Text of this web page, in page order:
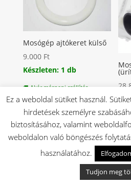
Mosógép ajtókeret külső
9.000 Ft
Készleten: 1 db
🚚 Akár másnapi szállítás
✅ Magyar raktárról
🚚
✅
3 … 23
Ez a weboldal sütiket használ.
hirdetések személyre
biztosításához, valamint
weboldalon való böngészés
használatához.
Tudjon meg